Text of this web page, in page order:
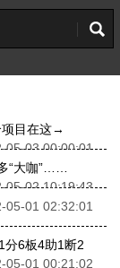
项目在这→
05-03 00:00:01
“大咖”……
05-02 10:19:43
05-01 02:32:01
分6板4助1断2
05-01 00:21:02